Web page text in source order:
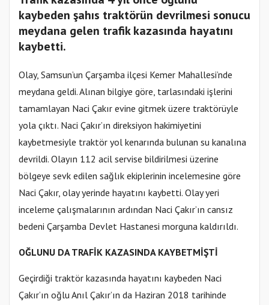
kaybeden şahıs traktörün devrilmesi sonucu
meydana gelen trafik kazasında hayatını
kaybetti.
Olay, Samsun’un Çarşamba ilçesi Kemer Mahallesi’nde
meydana geldi. Alınan bilgiye göre, tarlasındaki işlerini
tamamlayan Naci Çakır evine gitmek üzere traktörüyle
yola çıktı. Naci Çakır’ın direksiyon hakimiyetini
kaybetmesiyle traktör yol kenarında bulunan su kanalına
devrildi. Olayın 112 acil servise bildirilmesi üzerine
bölgeye sevk edilen sağlık ekiplerinin incelemesine göre
Naci Çakır, olay yerinde hayatını kaybetti. Olay yeri
inceleme çalışmalarının ardından Naci Çakır’ın cansız
bedeni Çarşamba Devlet Hastanesi morguna kaldırıldı.
OĞLUNU DA TRAFİK KAZASINDA KAYBETMİŞTİ
Geçirdiği traktör kazasında hayatını kaybeden Naci
Çakır’ın oğlu Anıl Çakır’ın da Haziran 2018 tarihinde